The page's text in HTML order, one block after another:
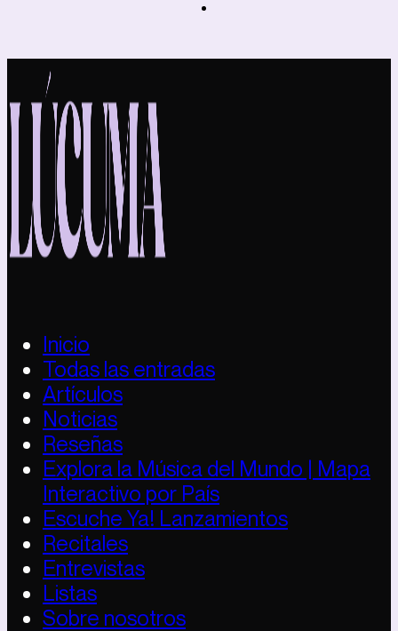
Inicio
Todas las entradas
Artículos
Noticias
Reseñas
Explora la Música del Mundo | Mapa
Interactivo por País
Escuche Ya! Lanzamientos
Recitales
Entrevistas
Listas
Sobre nosotros